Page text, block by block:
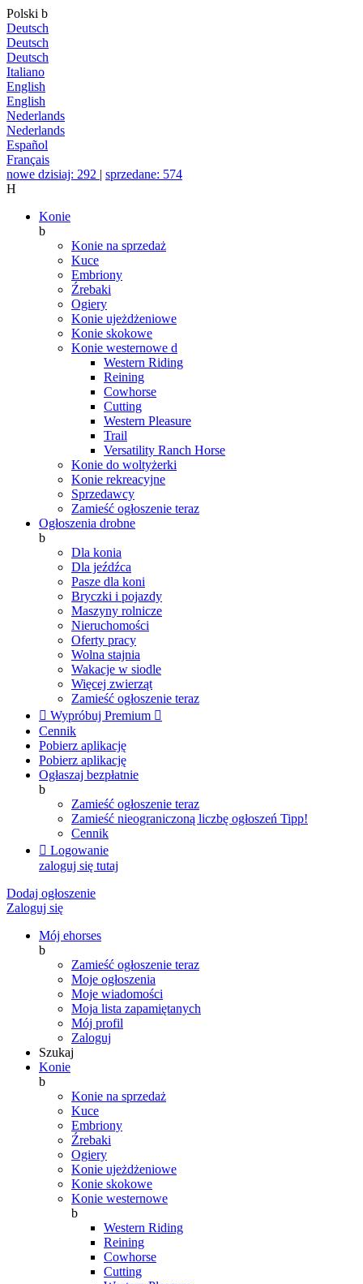
Polski b
Deutsch
Deutsch
Deutsch
Italiano
English
English
Nederlands
Nederlands
Español
Français
nowe dzisiaj: 292 | sprzedane: 574
H
Konie
b
Konie na sprzedaż
Kuce
Embriony
Źrebaki
Ogiery
Konie ujeżdżeniowe
Konie skokowe
Konie westernowe d
Western Riding
Reining
Cowhorse
Cutting
Western Pleasure
Trail
Versatility Ranch Horse
Konie do woltyżerki
Konie rekreacyjne
Sprzedawcy
Zamieść ogłoszenie teraz
Ogłoszenia drobne
b
Dla konia
Dla jeźdźca
Pasze dla koni
Bryczki i pojazdy
Maszyny rolnicze
Nieruchomości
Oferty pracy
Wolna stajnia
Wakacje w siodle
Więcej zwierząt
Zamieść ogłoszenie teraz
 Wypróbuj Premium 
Cennik
Pobierz aplikację
Pobierz aplikację
Ogłaszaj bezpłatnie
b
Zamieść ogłoszenie teraz
Zamieść nieograniczoną liczbę ogłoszeń Tipp!
Cennik
 Logowanie
zaloguj się tutaj
Dodaj ogłoszenie
Zaloguj się
Mój ehorses
b
Zamieść ogłoszenie teraz
Moje ogłoszenia
Moje wiadomości
Moja lista zapamiętanych
Mój profil
Zaloguj
Szukaj
Konie
b
Konie na sprzedaż
Kuce
Embriony
Źrebaki
Ogiery
Konie ujeżdżeniowe
Konie skokowe
Konie westernowe
b
Western Riding
Reining
Cowhorse
Cutting